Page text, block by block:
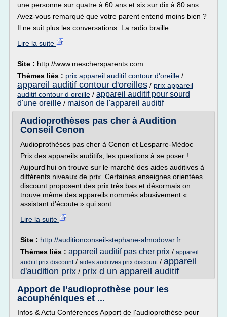
une personne sur quatre à 60 ans et six sur dix à 80 ans.
Avez-vous remarqué que votre parent entend moins bien ?
Il ne suit plus les conversations. La radio braille....
Lire la suite
Site : http://www.meschersparents.com
Thèmes liés : prix appareil auditif contour d'oreille /
appareil auditif contour d'oreilles / prix appareil
auditif contour d oreille / appareil auditif pour sourd
d'une oreille / maison de l'appareil auditif
Audioprothèses pas cher à Audition
Conseil Cenon
Audioprothèses pas cher à Cenon et Lesparre-Médoc
Prix des appareils auditifs, les questions à se poser !
Aujourd'hui on trouve sur le marché des aides auditives à
différents niveaux de prix. Certaines enseignes orientées
discount proposent des prix très bas et désormais on
trouve même des appareils nommés abusivement «
assistant d'écoute » qui sont...
Lire la suite
Site : http://auditionconseil-stephane-almodovar.fr
Thèmes liés : appareil auditif pas cher prix / appareil
auditif prix discount/ aides auditives prix discount/ appareil
d'audition prix / prix d un appareil auditif
Apport de l’audioprothèse pour les
acouphéniques et ...
Infos & Actu Conférences Apport de l'audioprothèse pour